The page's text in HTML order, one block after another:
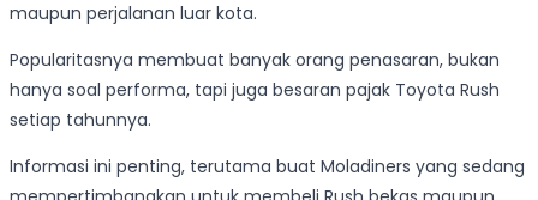
maupun perjalanan luar kota.
Popularitasnya membuat banyak orang penasaran, bukan
hanya soal performa, tapi juga besaran pajak Toyota Rush
setiap tahunnya.
Informasi ini penting, terutama buat Moladiners yang sedang